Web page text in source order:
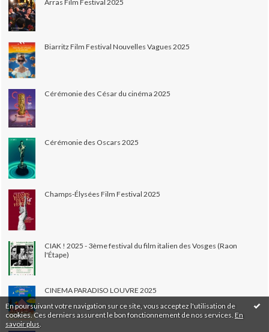
En poursuivant votre navigation sur ce site, vous acceptez l'utilisation de
cookies. Ces derniers assurent le bon fonctionnement de nos services. En
savoir plus
Arras Film Festival 2025
Biarritz Film Festival Nouvelles Vagues 2025
Cérémonie des César du cinéma 2025
Cérémonie des Oscars 2025
Champs-Élysées Film Festival 2025
CIAK ! 2025 - 3ème festival du film italien des Vosges (Raon
l'Étape)
CINEMA PARADISO LOUVRE 2025